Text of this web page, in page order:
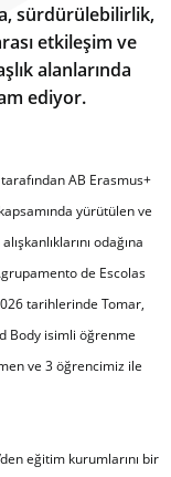
sürdürülebilirlik,
etkileşim ve
alanlarında
ediyor.
AB Erasmus+
yürütülen ve
odağına
de Escolas
tarihlerinde Tomar,
Body isimli öğrenme
ve 3 öğrencimiz ile
eğitim kurumlarını bir